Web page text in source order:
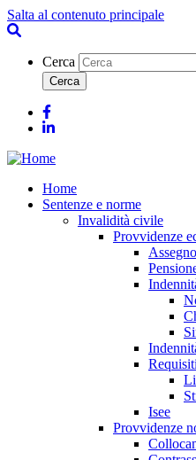
Salta al contenuto principale
Cerca
Facebook
Linkedin
Home
Sentenze e norme
Invalidità civile
Provvidenze
Isee
Provvidenze